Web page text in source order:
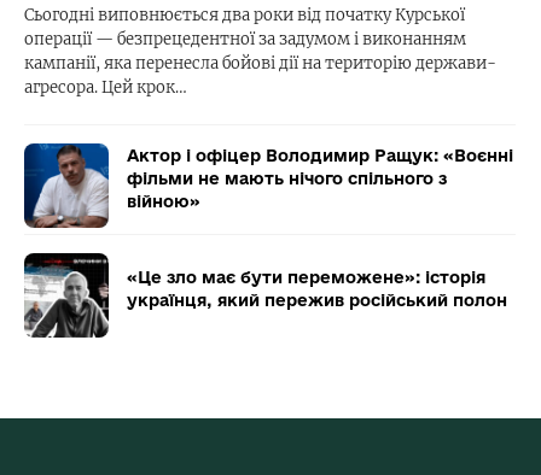
Сьогодні виповнюється два роки від початку Курської
операції — безпрецедентної за задумом і виконанням
кампанії, яка перенесла бойові дії на територію держави-
агресора. Цей крок…
Актор і офіцер Володимир Ращук: «Воєнні
фільми не мають нічого спільного з
війною»
«Це зло має бути переможене»: історія
українця, який пережив російський полон